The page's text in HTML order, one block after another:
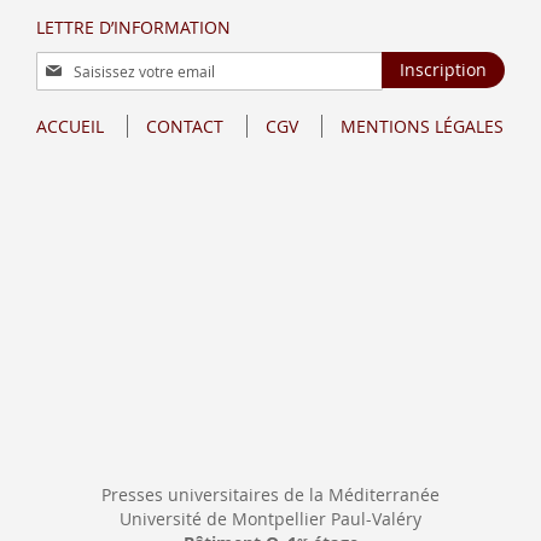
LETTRE D’INFORMATION
Inscription
à
lettre
Inscription
ACCUEIL CONTACT CGV MENTIONS LÉGALES
Presses universitaires de la Méditerranée
Université de Montpellier Paul-Valéry